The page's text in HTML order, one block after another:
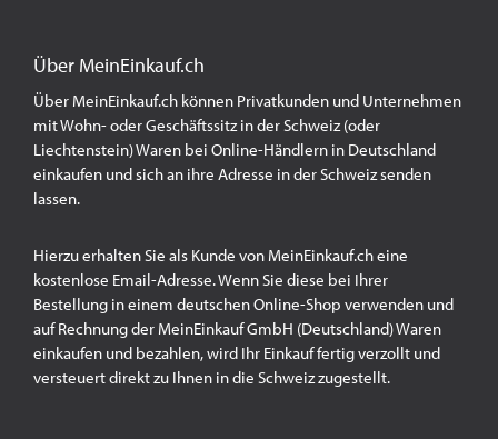
Über MeinEinkauf.ch
Über MeinEinkauf.ch können Privatkunden und Unternehmen
mit Wohn- oder Geschäftssitz in der Schweiz (oder
Liechtenstein) Waren bei Online-Händlern in Deutschland
einkaufen und sich an ihre Adresse in der Schweiz senden
lassen.
Hierzu erhalten Sie als Kunde von MeinEinkauf.ch eine
kostenlose Email-Adresse. Wenn Sie diese bei Ihrer
Bestellung in einem deutschen Online-Shop verwenden und
auf Rechnung der MeinEinkauf GmbH (Deutschland) Waren
einkaufen und bezahlen, wird Ihr Einkauf fertig verzollt und
versteuert direkt zu Ihnen in die Schweiz zugestellt.